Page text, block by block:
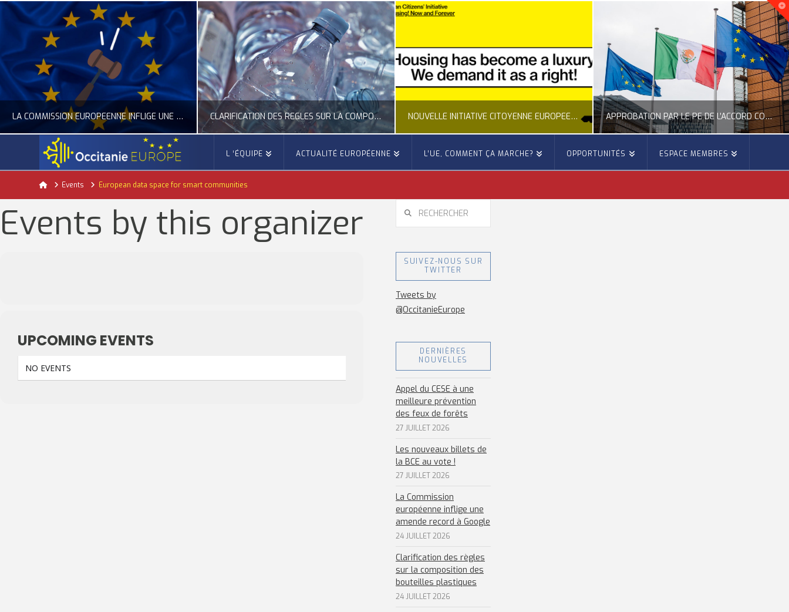
LA COMMISSION EUROPÉENNE INFLIGE UNE AMENDE RECORD À GOOGLE
ACTUALITÉ DE L'UNION EUROPÉENNE, ACTUALITÉ DE LA REPRÉSENTATION D’OCCITANIE EUROPE, NUMÉRIQUE- DIGITAL
JUILLET 24, 2026
CLARIFICATION DES RÈGLES SUR LA COMPOSITION DES BOUTEILLES PLASTIQUES
ACTUALITÉ DE L'UNION EUROPÉENNE, ACTUALITÉ DE LA REPRÉSENTATION D’OCCITANIE EUROPE, ECONOMIE CIRCULAIRE, ÉNERGIE - ENVIRONNEMENT - CLIMAT
JUILLET 24, 2026
NOUVELLE INITIATIVE CITOYENNE EUROPÉENNE SUR LE LOGEMENT
ACTUALITÉ DE L'UNION EUROPÉENNE, ACTUALITÉ DE LA REPRÉSENTATION D’OCCITANIE EUROPE, CITOYENNETÉ, LOGEMENT
JUILLET 24, 2026
APPROBATION PAR LE PE DE L’ACCORD COMMERCIAL ENTRE L’UE ET LE MEXIQUE
ACTION EXTÉRIEURE, ACTUALITÉ DE L'UNION EUROPÉENNE
L ‘ÉQUIPE ACTUALITÉ EUROPÉENNE L’UE, COMMENT ÇA MARCHE? OPPORTUNITÉS ESPACE MEMBRES
HomeEvents European data space for smart communities
Events by this organizer
UPCOMING EVENTS
NO EVENTS
SUIVEZ-NOUS SUR
TWITTER
Tweets by
@OccitanieEurope
DERNIÈRES
NOUVELLES
Appel du CESE à une
meilleure prévention
des feux de forêts
27 JUILLET 2026
Les nouveaux billets de
la BCE au vote !
27 JUILLET 2026
La Commission
européenne inflige une
amende record à Google
24 JUILLET 2026
Clarification des règles
sur la composition des
bouteilles plastiques
24 JUILLET 2026